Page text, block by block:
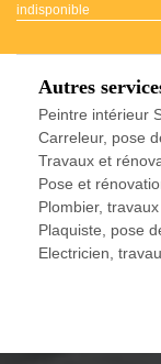
indisponible
Autres
Peintre intérieur
Carreleur, pose
Travaux et
Pose et
Plombier,
Plaquiste, pose
Electricien,